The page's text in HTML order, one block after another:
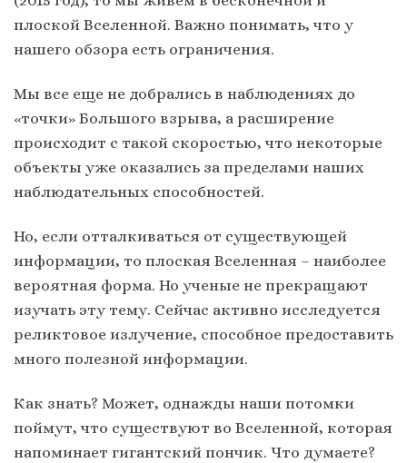
плоской Вселенной. Важно понимать, что у
нашего обзора есть ограничения.
Мы все еще не добрались в наблюдениях до
«точки» Большого взрыва, а расширение
происходит с такой скоростью, что некоторые
объекты уже оказались за пределами наших
наблюдательных способностей.
Но, если отталкиваться от существующей
информации, то плоская Вселенная – наиболее
вероятная форма. Но ученые не прекращают
изучать эту тему. Сейчас активно исследуется
реликтовое излучение, способное предоставить
много полезной информации.
Как знать? Может, однажды наши потомки
поймут, что существуют во Вселенной, которая
напоминает гигантский пончик. Что думаете?